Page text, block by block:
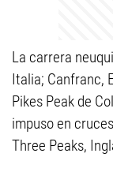
La carrera
Italia; Canfranc,
Pikes Peak de
impuso en
Three Peaks,